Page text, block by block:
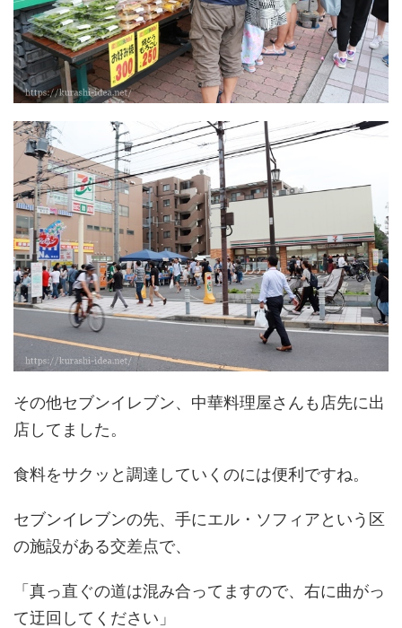
その他セブンイレブン、中華料理屋さんも店先に出
店してました。
食料をサクッと調達していくのには便利ですね。
セブンイレブンの先、手にエル・ソフィアという区
の施設がある交差点で、
「真っ直ぐの道は混み合ってますので、右に曲がっ
て迂回してください」